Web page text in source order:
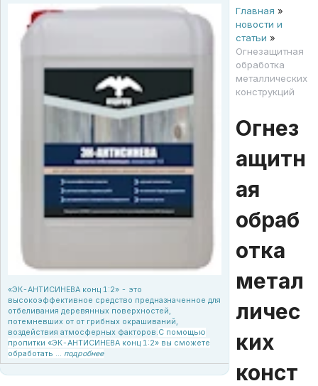
«ЭК-АНТИСИНЕВА конц 1:2» - это
высокоэффективное средство предназначенное для
отбеливания деревянных поверхностей,
потемневших от от грибных окрашиваний,
воздействия атмосферных факторов.С помощью
пропитки «ЭК-АНТИСИНЕВА конц 1:2» вы сможете
обработать ... подробнее
Главная »
новости и
статьи »
Огнезащитная
обработка
металлических
конструкций
Огнез
ащитн
ая
обраб
отка
метал
личес
ких
конст